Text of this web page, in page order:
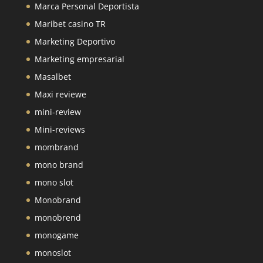
Marca Personal Deportista
Maribet casino TR
Marketing Deportivo
Marketing empresarial
Masalbet
Maxi reviewe
mini-review
Mini-reviews
mombrand
mono brand
mono slot
Monobrand
monobrend
monogame
monoslot